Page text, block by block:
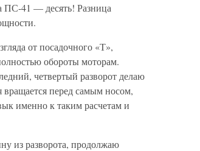
ПС-41 — десять! Разница
от посадочного «Т»,
обороты моторам.
четвертый разворот делаю
вращается перед самым носом,
именно к таким расчетам и
из разворота, продолжаю